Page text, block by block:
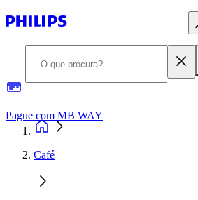
Pague com MB WAY
Café